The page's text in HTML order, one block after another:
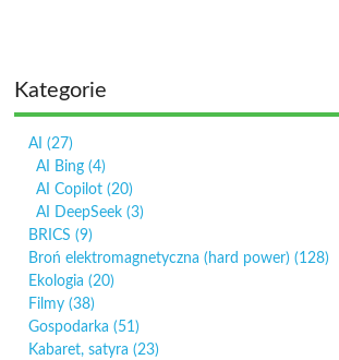
Kategorie
AI (27)
AI Bing (4)
AI Copilot (20)
AI DeepSeek (3)
BRICS (9)
Broń elektromagnetyczna (hard power) (128)
Ekologia (20)
Filmy (38)
Gospodarka (51)
Kabaret, satyra (23)